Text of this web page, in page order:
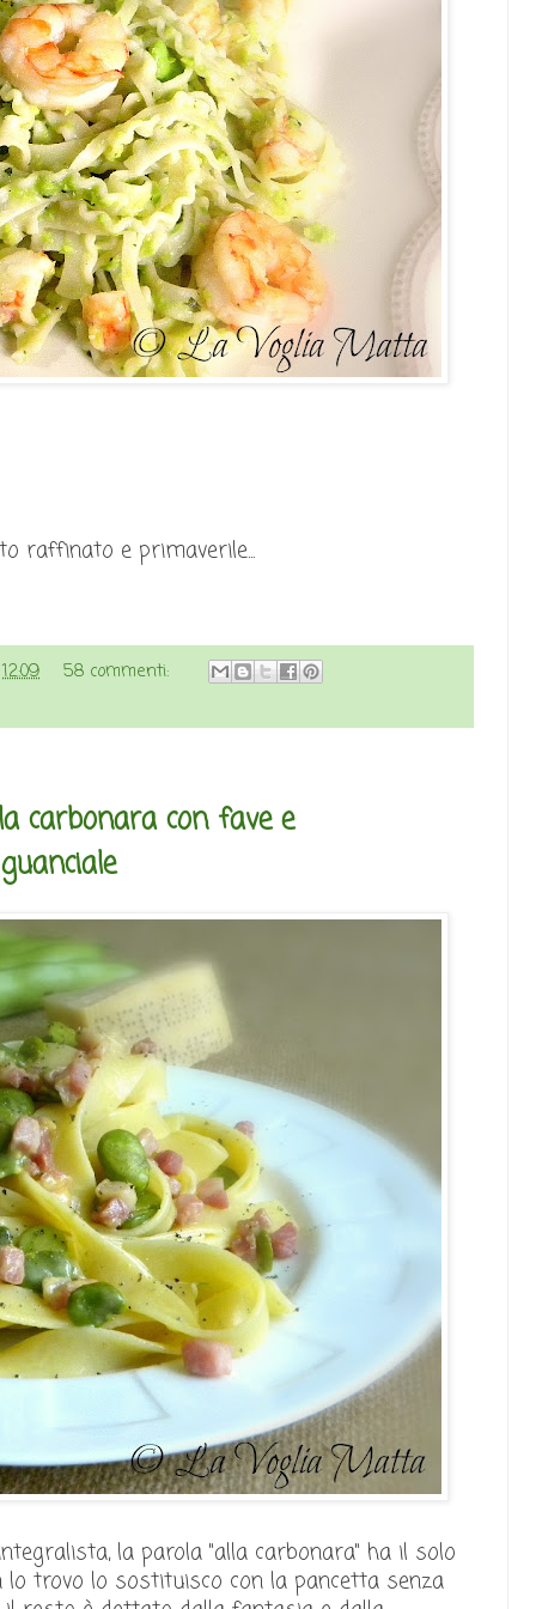
raffinato e primaverile...
12:09 58 commenti:
carbonara con fave e
guanciale
la parola "alla carbonara" ha il solo
lo trovo lo sostituisco con la pancetta senza